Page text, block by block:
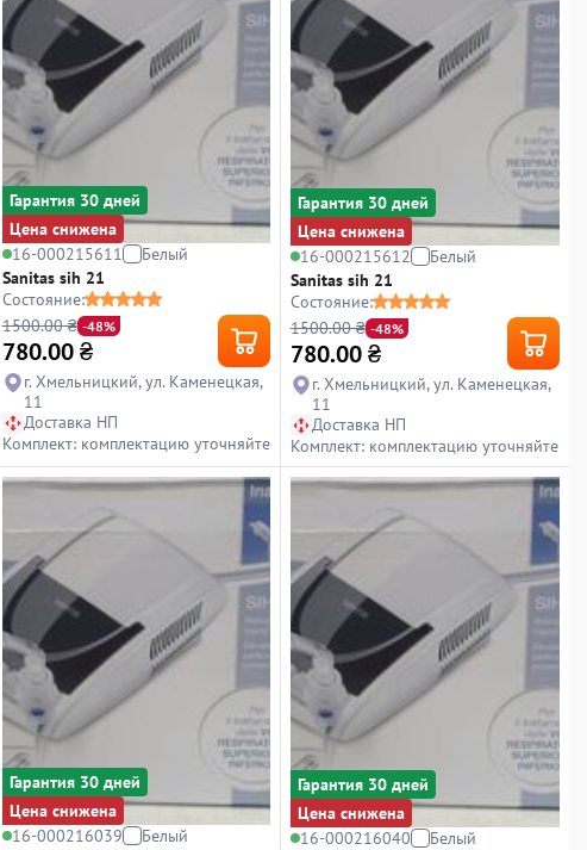
Гарантия 30 дней
Цена снижена
16-000215611
Белый
Sanitas sih 21
Состояние:
1500.00 ₴ -48%
780.00 ₴
г. Хмельницкий, ул. Каменецкая,
11
Доставка НП
Комплект: комплектацию уточняйте
Гарантия 30 дней
Цена снижена
16-000215612
Белый
Sanitas sih 21
Состояние:
1500.00 ₴ -48%
780.00 ₴
г. Хмельницкий, ул. Каменецкая,
11
Доставка НП
Комплект: комплектацию уточняйте
Гарантия 30 дней
Цена снижена
16-000216039
Белый
Гарантия 30 дней
Цена снижена
16-000216040
Белый